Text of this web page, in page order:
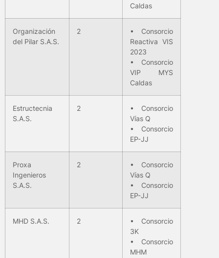
Caldas
Organización
del Pilar S.A.S.
2
• Consorcio
Reactiva VIS
2023
• Consorcio
VIP MYS
Caldas
Estructecnia
S.A.S.
2
• Consorcio
Vías Q
• Consorcio
EP-JJ
Proxa
Ingenieros
S.A.S.
2
• Consorcio
Vías Q
• Consorcio
EP-JJ
MHD S.A.S. 2
• Consorcio
3K
• Consorcio
MHM